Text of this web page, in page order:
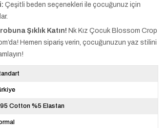
Çeşitli beden seçenekleri ile çocuğunuz için
Şıklık Katın! Nk Kız Çocuk Blossom Crop
Hemen sipariş verin, çocuğunuzun yaz stilini
Cotton %5 Elastan